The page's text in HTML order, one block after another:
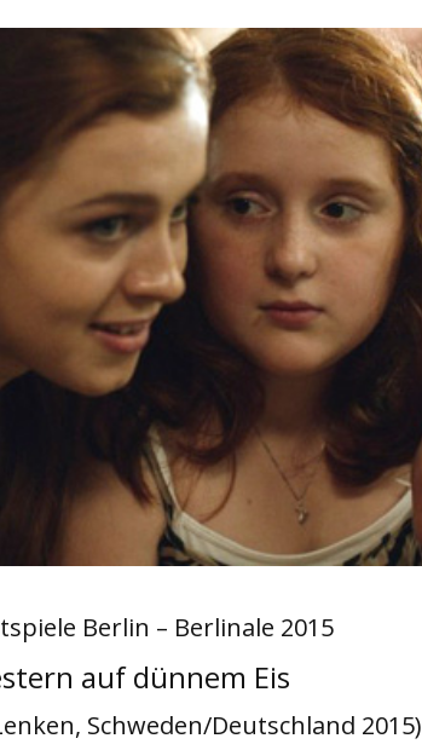
Berlin – Berlinale 2015
auf dünnem Eis
Schweden/Deutschland 2015)